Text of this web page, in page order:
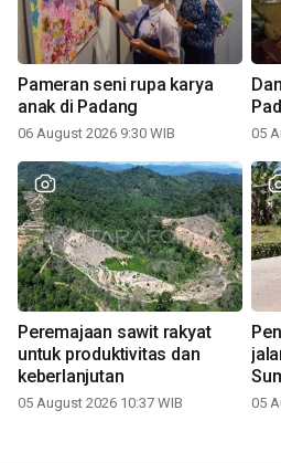
Pameran seni rupa karya
anak di Padang
06 August 2026 9:30 WIB 05
Peremajaan sawit rakyat
untuk produktivitas dan
keberlanjutan
05 August 2026 10:37 WIB 05